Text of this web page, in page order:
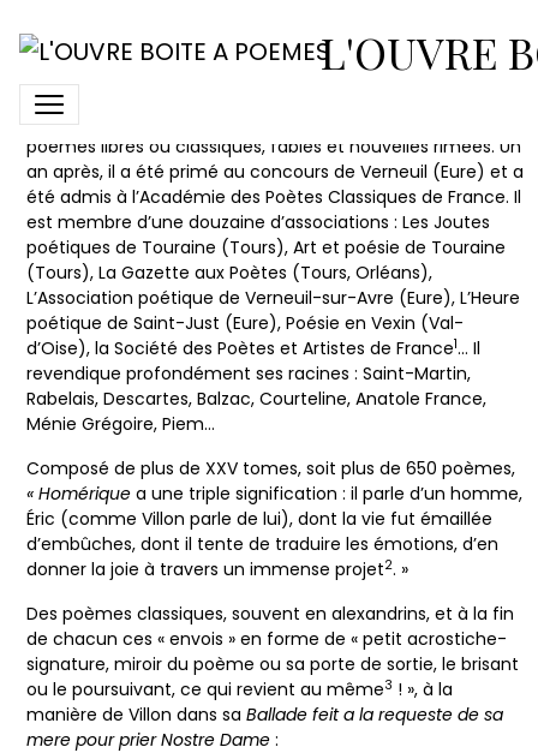
L'OUVRE
Eric Jouanneau
Éric Jouanneau a commencé à écrire, à cinquante ans, un
ouvrage poétique
poèmes libres ou classiques, fables et nouvelles rimées. Un
an après, il a été primé au concours de Verneuil (Eure) et a
été admis à l’Académie des Poètes Classiques de France. Il
est membre d’une douzaine d’associations : Les Joutes
poétiques de Touraine (Tours), Art et poésie de Touraine
(Tours), La Gazette aux Poètes (Tours, Orléans),
L’Association poétique de Verneuil-sur-Avre (Eure), L’Heure
poétique de Saint-Just (Eure), Poésie en Vexin (Val-
d’Oise), la Société des Poètes et Artistes de France1… Il
revendique profondément ses racines : Saint-Martin,
Rabelais, Descartes, Balzac, Courteline, Anatole France,
Ménie Grégoire, Piem…
Composé de plus de XXV tomes, soit plus de 650 poèmes,
« Homérique a une triple signification : il parle d’un homme,
Éric (comme Villon parle de lui), dont la vie fut émaillée
d’embûches, dont il tente de traduire les émotions, d’en
donner la joie à travers un immense projet2. »
Des poèmes classiques, souvent en alexandrins, et à la fin
de chacun ces « envois » en forme de « petit acrostiche-
signature, miroir du poème ou sa porte de sortie, le brisant
ou le poursuivant, ce qui revient au même3 ! », à la
manière de Villon dans saBallade feit a la requeste de sa
mere pour prier Nostre Dame :